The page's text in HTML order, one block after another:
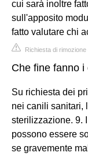
cui sarà inoltre
sull'apposito
fatto valutare chi
Richiesta di rimozione
Che fine fanno
Su richiesta dei
nei canili sanitari,
sterilizzazione. 9.
possono essere
se gravemente